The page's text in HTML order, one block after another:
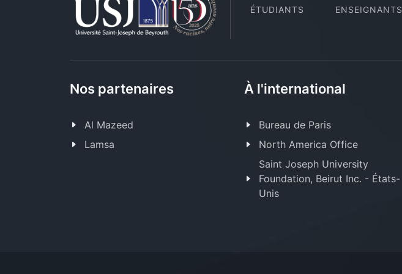
ÉTUDIANTS ENSEIGNANTS
Nos partenaires
Al Mazeed
Lamsa
À l'international
Bureau de Paris
North America Office
Saint Joseph University
Foundation, Beirut Inc. - États-
Unis